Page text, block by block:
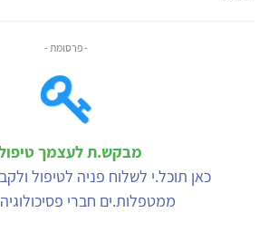
- פרסומת -
מבקש.ת לעצמך
כאן תוכל.י לשלוח פניה לטיפול
ממטפלות.ים חברי